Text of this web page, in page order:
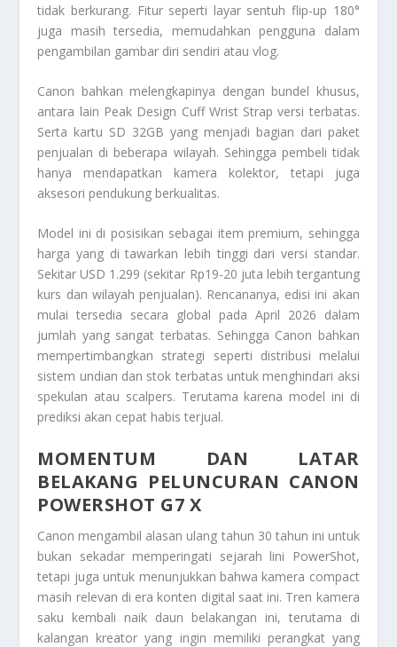
tidak berkurang. Fitur seperti layar sentuh flip-up 180°
juga masih tersedia, memudahkan pengguna dalam
pengambilan gambar diri sendiri atau vlog.
Canon bahkan melengkapinya dengan bundel khusus,
antara lain Peak Design Cuff Wrist Strap versi terbatas.
Serta kartu SD 32GB yang menjadi bagian dari paket
penjualan di beberapa wilayah. Sehingga pembeli tidak
hanya mendapatkan kamera kolektor, tetapi juga
aksesori pendukung berkualitas.
Model ini di posisikan sebagai item premium, sehingga
harga yang di tawarkan lebih tinggi dari versi standar.
Sekitar USD 1.299 (sekitar Rp19-20 juta lebih tergantung
kurs dan wilayah penjualan). Rencananya, edisi ini akan
mulai tersedia secara global pada April 2026 dalam
jumlah yang sangat terbatas. Sehingga Canon bahkan
mempertimbangkan strategi seperti distribusi melalui
sistem undian dan stok terbatas untuk menghindari aksi
spekulan atau scalpers. Terutama karena model ini di
prediksi akan cepat habis terjual.
MOMENTUM DAN LATAR
BELAKANG PELUNCURAN CANON
POWERSHOT G7 X
Canon mengambil alasan ulang tahun 30 tahun ini untuk
bukan sekadar memperingati sejarah lini PowerShot,
tetapi juga untuk menunjukkan bahwa kamera compact
masih relevan di era konten digital saat ini. Tren kamera
saku kembali naik daun belakangan ini, terutama di
kalangan kreator yang ingin memiliki perangkat yang